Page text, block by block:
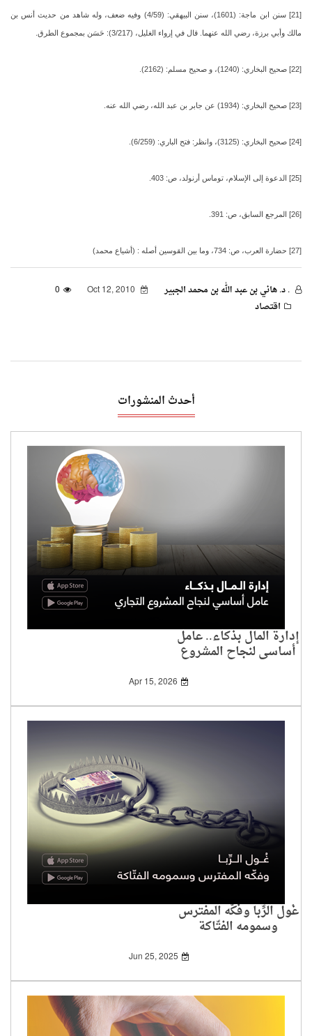
[21] سنن ابن ماجة: (1601)، سنن البيهقي: (4/59) وفيه ضعف، وله شاهد من حديث أنس بن
مالك وأبي برزة، رضي الله عنهما. قال في إرواء الغليل، (3/217): حَسَن بمجموع الطرق.
[22] صحيح البخاري: (1240)، و صحيح مسلم: (2162).
[23] صحيح البخاري: (1934) عن جابر بن عبد الله، رضي الله عنه.
[24] صحيح البخاري: (3125)، وانظر: فتح الباري: (6/259).
[25] الدعوة إلى الإسلام، توماس أرنولد، ص: 403.
[26] المرجع السابق، ص: 391.
[27] حضارة العرب، ص: 734، وما بين القوسين أصله : (أشياع محمد)
. د. هاني بن عبد الله بن محمد الجبير
0
اقتصاد
أحدث المنشورات
إدارة المال بذكاء.. عامل
أساسي لنجاح المشروع
Apr 15, 2026
غُول الرِّبا وفكّه المفترس
وسمومه الفتّاكة
Jun 25, 2025